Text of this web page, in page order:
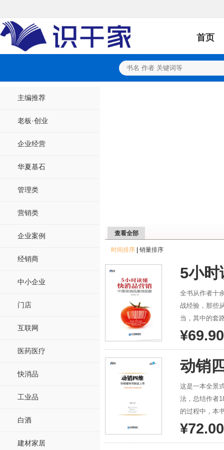
首页
主编推荐
老板·创业
企业经营
华夏基石
管理类
营销类
企业案例
经销商
中小企业
门店
互联网
医药医疗
快消品
工业品
白酒
建材家居
查看全部
时间排序 销量排序
5小
全书从作者十
战经验，那些
当，其中的套
入百亿俱乐部
¥69.90
动销
这是一本全景
法，总结作者18年的快消品行
的过程中，本
第五至第九章
¥72.00